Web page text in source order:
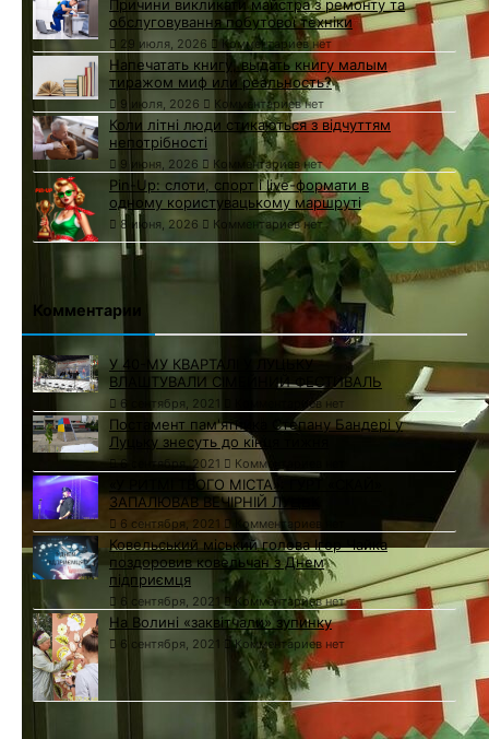
Причини викликати майстра з ремонту та
обслуговування побутової техніки
29 июля, 2026 Комментариев нет
Напечатать книгу, выдать книгу малым
тиражом миф или реальность?
9 июля, 2026 Комментариев нет
Коли літні люди стикаються з відчуттям
непотрібності
9 июня, 2026 Комментариев нет
Pin-Up: слоти, спорт і live-формати в
одному користувацькому маршруті
8 июня, 2026 Комментариев нет
Комментарии
У 40-МУ КВАРТАЛІ У ЛУЦЬКУ
ВЛАШТУВАЛИ СІМЕЙНИЙ ФЕСТИВАЛЬ
6 сентября, 2021 Комментариев нет
Постамент пам'ятника Степану Бандері у
Луцьку знесуть до кінця тижня
6 сентября, 2021 Комментариев нет
«У РИТМІ ТВОГО МІСТА»: ГУРТ «СКАЙ»
ЗАПАЛЮВАВ ВЕЧІРНІЙ ЛУЦЬК
6 сентября, 2021 Комментариев нет
Ковельський міський голова Ігор Чайка
поздоровив ковельчан з Днем
підприємця
6 сентября, 2021 Комментариев нет
На Волині «заквітчали» зупинку
6 сентября, 2021 Комментариев нет